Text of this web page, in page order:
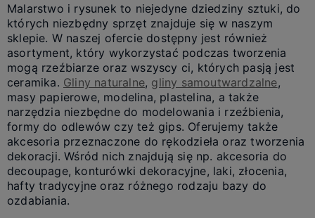
Malarstwo i rysunek to niejedyne dziedziny sztuki, do
których niezbędny sprzęt znajduje się w naszym
sklepie. W naszej ofercie dostępny jest również
asortyment, który wykorzystać podczas tworzenia
mogą rzeźbiarze oraz wszyscy ci, których pasją jest
ceramika. Gliny naturalne, gliny samoutwardzalne,
masy papierowe, modelina, plastelina, a także
narzędzia niezbędne do modelowania i rzeźbienia,
formy do odlewów czy też gips. Oferujemy także
akcesoria przeznaczone do rękodzieła oraz tworzenia
dekoracji. Wśród nich znajdują się np. akcesoria do
decoupage, konturówki dekoracyjne, laki, złocenia,
hafty tradycyjne oraz różnego rodzaju bazy do
ozdabiania.